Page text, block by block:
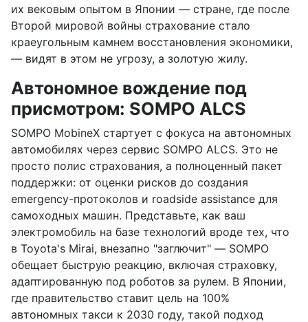
их вековым опытом в Японии — стране, где после
Второй мировой войны страхование стало
краеугольным камнем восстановления экономики,
— видят в этом не угрозу, а золотую жилу.
Автономное вождение под
присмотром: SOMPO ALCS
SOMPO MobineX стартует с фокуса на автономных
автомобилях через сервис SOMPO ALCS. Это не
просто полис страхования, а полноценный пакет
поддержки: от оценки рисков до создания
emergency-протоколов и roadside assistance для
самоходных машин. Представьте, как ваш
электромобиль на базе технологий вроде тех, что
в Toyota's Mirai, внезапно "заглючит" — SOMPO
обещает быструю реакцию, включая страховку,
адаптированную под роботов за рулем. В Японии,
где правительство ставит цель на 100%
автономных такси к 2030 году, такой подход